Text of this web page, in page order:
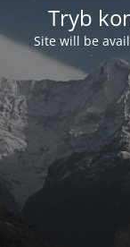
Tryb
Site will be